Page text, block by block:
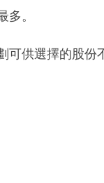
多。
可供選擇的股份